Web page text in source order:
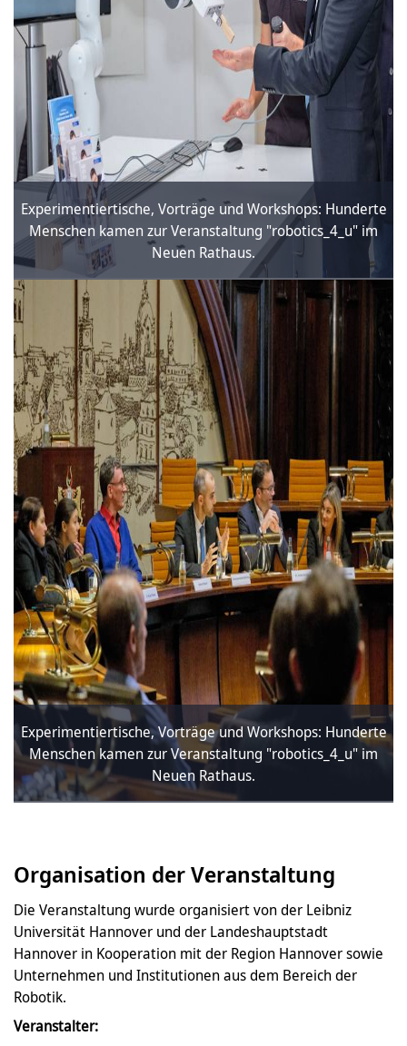
Experimentiertische, Vorträge und Workshops: Hunderte
Menschen kamen zur Veranstaltung "robotics_4_u" im
Neuen Rathaus.
Experimentiertische, Vorträge und Workshops: Hunderte
Menschen kamen zur Veranstaltung "robotics_4_u" im
Neuen Rathaus.
Organisation der Veranstaltung
Die Veranstaltung wurde organisiert von der Leibniz
Universität Hannover und der Landeshauptstadt
Hannover in Kooperation mit der Region Hannover sowie
Unternehmen und Institutionen aus dem Bereich der
Robotik.
Veranstalter: